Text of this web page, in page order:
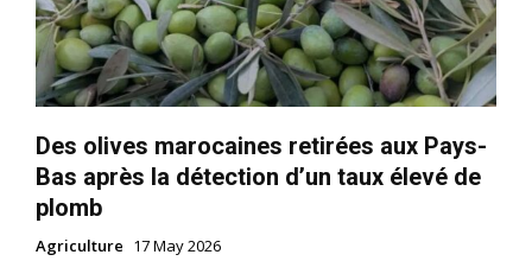
Des olives marocaines retirées aux Pays-
Bas après la détection d’un taux élevé de
plomb
Agriculture 17 May 2026